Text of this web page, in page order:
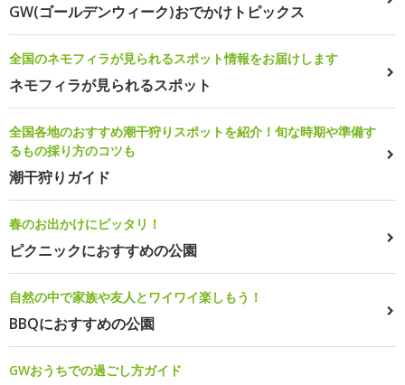
GW(ゴールデンウィーク)おでかけトピックス
全国のネモフィラが見られるスポット情報をお届けします
ネモフィラが見られるスポット
全国各地のおすすめ潮干狩りスポットを紹介！旬な時期や準備す
るもの採り方のコツも
潮干狩りガイド
春のお出かけにピッタリ！
ピクニックにおすすめの公園
自然の中で家族や友人とワイワイ楽しもう！
BBQにおすすめの公園
GWおうちでの過ごし方ガイド